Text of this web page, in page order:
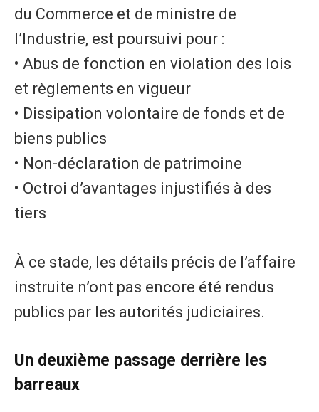
du Commerce et de ministre de
l’Industrie, est poursuivi pour :
• Abus de fonction en violation des lois
et règlements en vigueur
• Dissipation volontaire de fonds et de
biens publics
• Non-déclaration de patrimoine
• Octroi d’avantages injustifiés à des
tiers
À ce stade, les détails précis de l’affaire
instruite n’ont pas encore été rendus
publics par les autorités judiciaires.
Un deuxième passage derrière les
barreaux